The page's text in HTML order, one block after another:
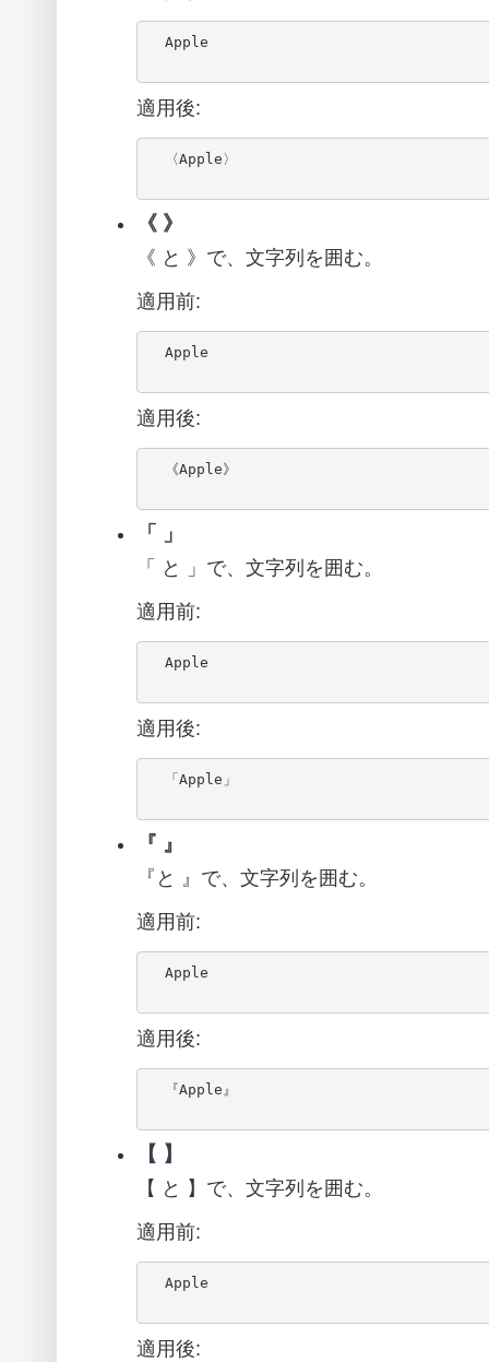
  Apple
適用後:
《 》
《 と 》で、文字列を囲む。
適用前:
  Apple
適用後:
「 」
「 と 」で、文字列を囲む。
適用前:
  Apple
適用後:
『 』
『と 』で、文字列を囲む。
適用前:
  Apple
適用後:
【 】
【 と 】で、文字列を囲む。
適用前:
  Apple
適用後: